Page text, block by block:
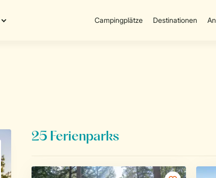
Campingplätze Destinationen